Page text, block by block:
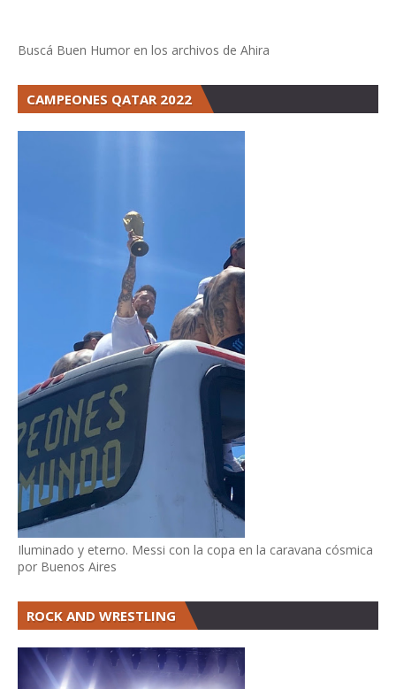
Buscá Buen Humor en los archivos de Ahira
CAMPEONES QATAR 2022
Iluminado y eterno. Messi con la copa en la caravana cósmica
por Buenos Aires
ROCK AND WRESTLING